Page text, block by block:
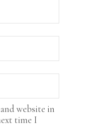
website in
time I